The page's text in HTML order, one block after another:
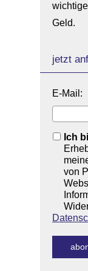
Geld.
jetzt
E-Mail:
Ich
von